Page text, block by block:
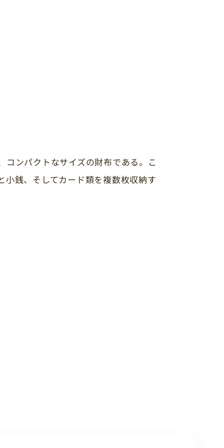
コンパクトなサイズの財布である。こ
小銭、そしてカード類を複数枚収納す